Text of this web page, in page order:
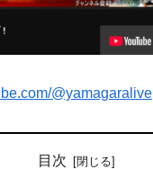
@yamagaralive
目次